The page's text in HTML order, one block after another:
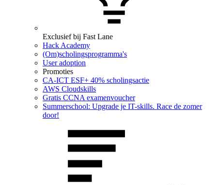
Exclusief bij Fast Lane
Hack Academy
(Om)scholingsprogramma's
User adoption
Promoties
CA‑ICT ESF+ 40% scholingsactie
AWS Cloudskills
Gratis CCNA examenvoucher
Summerschool: Upgrade je IT-skills. Race de zomer
door!